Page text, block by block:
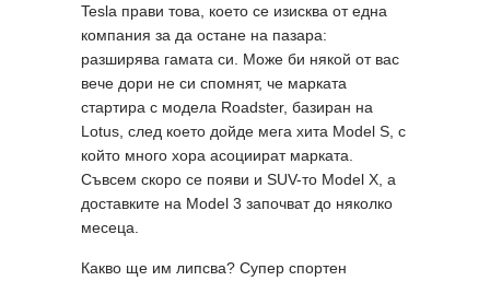
Tesla прави това, което се изисква от една
компания за да остане на пазара:
разширява гамата си. Може би някой от вас
вече дори не си спомнят, че марката
стартира с модела Roadster, базиран на
Lotus, след което дойде мега хита Model S, с
който много хора асоциират марката.
Съвсем скоро се появи и SUV-то Model X, a
доставките на Model 3 започват до няколко
месеца.
Какво ще им липсва? Супер спортен